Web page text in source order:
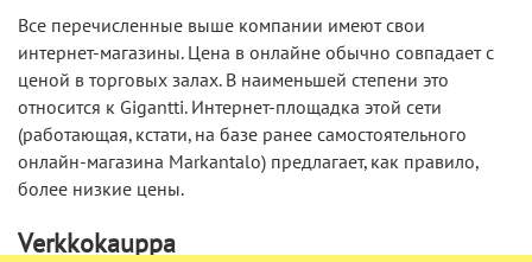
Все перечисленные выше компании имеют свои
интернет-магазины. Цена в онлайне обычно совпадает с
ценой в торговых залах. В наименьшей степени это
относится к Gigantti. Интернет-площадка этой сети
(работающая, кстати, на базе ранее самостоятельного
онлайн-магазина Markantalo) предлагает, как правило,
более низкие цены.
Verkkokauppa